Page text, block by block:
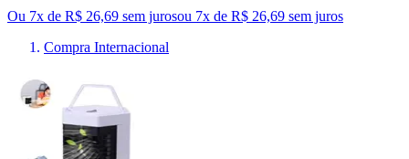
Ou 7x de R$ 26,69 sem jurosou 7x de R$ 26,69 sem juros
Compra Internacional